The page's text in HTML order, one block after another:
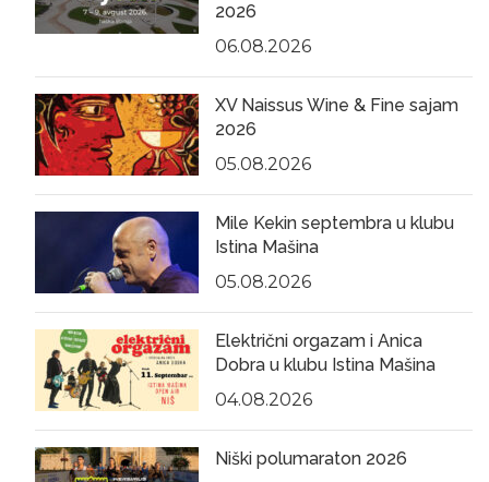
2026
06.08.2026
XV Naissus Wine & Fine sajam
2026
05.08.2026
Mile Kekin septembra u klubu
Istina Mašina
05.08.2026
Električni orgazam i Anica
Dobra u klubu Istina Mašina
04.08.2026
Niški polumaraton 2026